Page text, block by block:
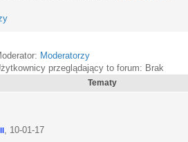
Moderatorzy
przeglądający to forum: Brak
Tematy
, 10-01-17